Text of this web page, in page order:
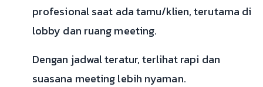
profesional saat ada tamu/klien, terutama di
lobby dan ruang meeting.
Dengan jadwal teratur, terlihat rapi dan
suasana meeting lebih nyaman.